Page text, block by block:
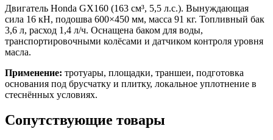
Двигатель Honda GX160 (163 см³, 5,5 л.с.). Вынуждающая
сила 16 кН, подошва 600×450 мм, масса 91 кг. Топливный бак
3,6 л, расход 1,4 л/ч. Оснащена баком для воды,
транспортировочными колёсами и датчиком контроля уровня
масла.
Применение: тротуары, площадки, траншеи, подготовка
основания под брусчатку и плитку, локальное уплотнение в
стеснённых условиях.
Сопутствующие товары